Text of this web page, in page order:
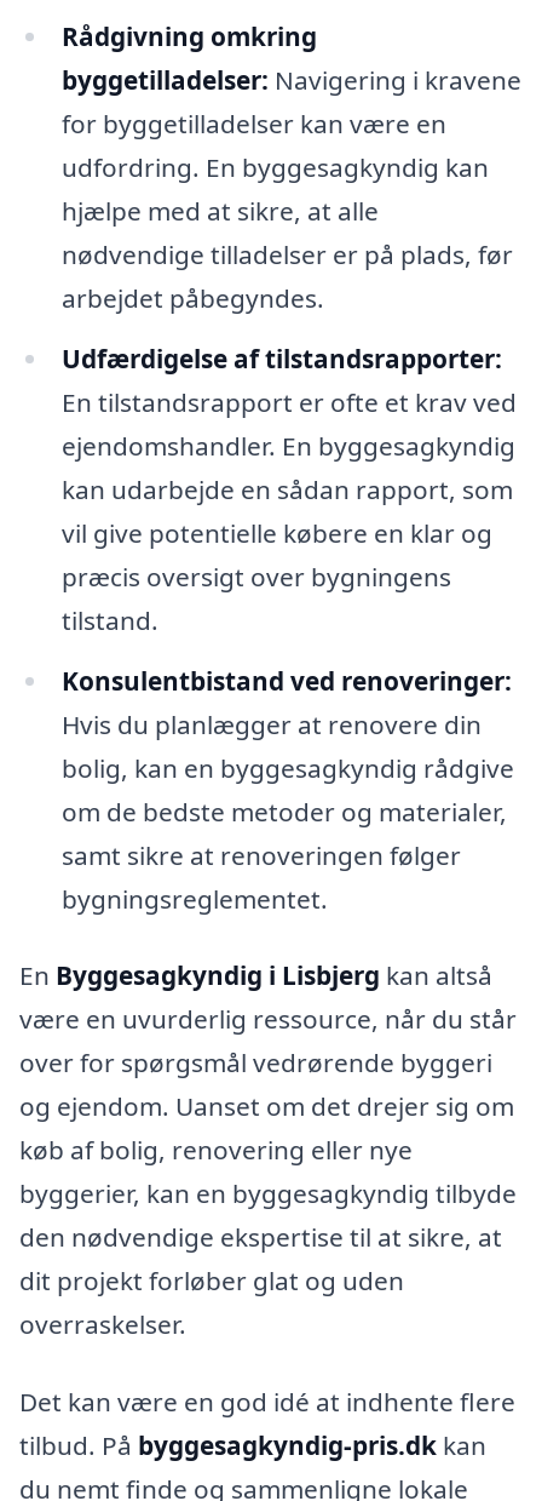
Rådgivning omkring
byggetilladelser: Navigering i kravene
for byggetilladelser kan være en
udfordring. En byggesagkyndig kan
hjælpe med at sikre, at alle
nødvendige tilladelser er på plads, før
arbejdet påbegyndes.
Udfærdigelse af tilstandsrapporter:
En tilstandsrapport er ofte et krav ved
ejendomshandler. En byggesagkyndig
kan udarbejde en sådan rapport, som
vil give potentielle købere en klar og
præcis oversigt over bygningens
tilstand.
Konsulentbistand ved renoveringer:
Hvis du planlægger at renovere din
bolig, kan en byggesagkyndig rådgive
om de bedste metoder og materialer,
samt sikre at renoveringen følger
bygningsreglementet.
En Byggesagkyndig i Lisbjerg kan altså
være en uvurderlig ressource, når du står
over for spørgsmål vedrørende byggeri
og ejendom. Uanset om det drejer sig om
køb af bolig, renovering eller nye
byggerier, kan en byggesagkyndig tilbyde
den nødvendige ekspertise til at sikre, at
dit projekt forløber glat og uden
overraskelser.
Det kan være en god idé at indhente flere
tilbud. På byggesagkyndig-pris.dk kan
du nemt finde og sammenligne lokale